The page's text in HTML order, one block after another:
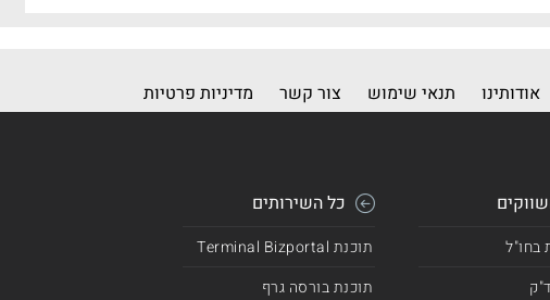
אודותינו תנאי שימוש צור קשר מדיניות פרטיות
בחו"ל
כל השירותים
תוכנת Terminal Bizportal
תוכנת בורסה גרף